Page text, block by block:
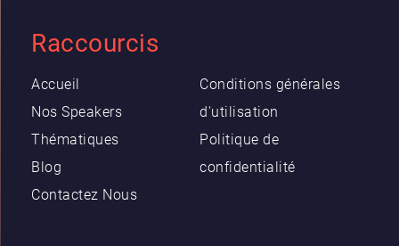
Raccourcis
Accueil
Nos Speakers
Thématiques
Blog
Contactez Nous
Conditions générales
d'utilisation
Politique de
confidentialité